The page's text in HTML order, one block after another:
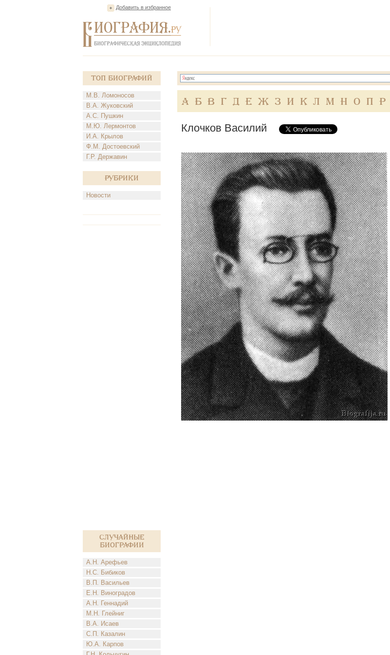
Добавить в избранное
Топ Биографий
М.В. Ломоносов
В.А. Жуковский
А.С. Пушкин
М.Ю. Лермонтов
И.А. Крылов
Ф.М. Достоевский
Г.Р. Державин
Рубрики
Новости
Случайные
биографии
А.Н. Арефьев
Н.С. Бибиков
В.П. Васильев
Е.Н. Виноградов
А.Н. Геннадий
М.Н. Глейниг
В.А. Исаев
С.П. Казалин
Ю.А. Карпов
А Б В Г Д Е Ж З И К Л М Н О П Р
Клочков Василий